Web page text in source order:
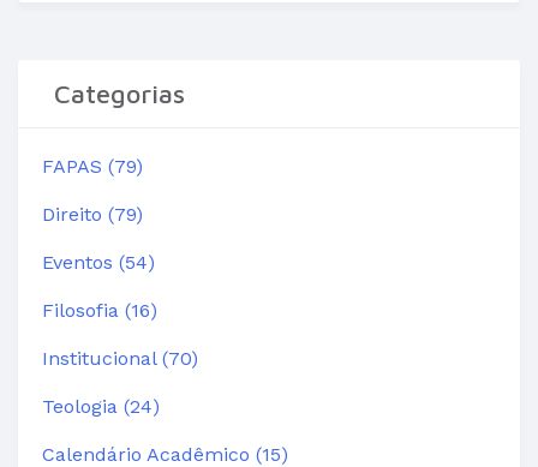
Categorias
FAPAS (79)
Direito (79)
Eventos (54)
Filosofia (16)
Institucional (70)
Teologia (24)
Calendário Acadêmico (15)